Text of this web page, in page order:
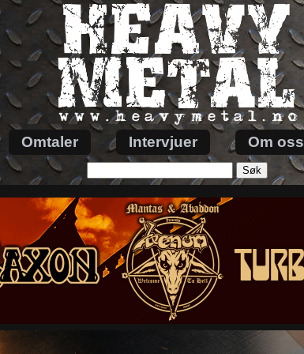
Omtaler Intervjuer Om oss
etter: